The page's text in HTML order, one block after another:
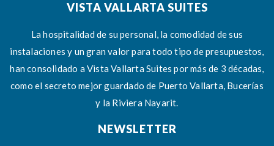
VISTA VALLARTA SUITES
La hospitalidad de su personal, la comodidad de sus
instalaciones y un gran valor para todo tipo de presupuestos,
han consolidado a Vista Vallarta Suites por más de 3 décadas,
como el secreto mejor guardado de Puerto Vallarta, Bucerías
y la Riviera Nayarit.
NEWSLETTER